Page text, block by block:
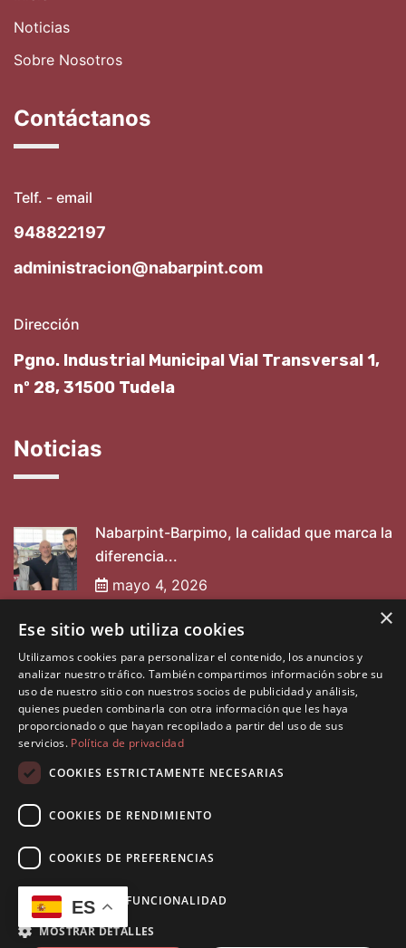
Noticias
Sobre Nosotros
Contáctanos
Telf. - email
948822197
administracion@nabarpint.com
Dirección
Pgno. Industrial Municipal Vial Transversal 1,
nº 28, 31500 Tudela
Noticias
Nabarpint-Barpimo, la calidad que marca la
diferencia...
mayo 4, 2026
mayo 2, 2025
©2026 Diseñado por
reservados.
Política de Privacidad
Aviso Legal
ES
×
Ese sitio web utiliza cookies
Utilizamos cookies para personalizar el contenido, los anuncios y
analizar nuestro tráfico. También compartimos información sobre su
uso de nuestro sitio con nuestros socios de publicidad y análisis,
quienes pueden combinarla con otra información que les haya
proporcionado o que hayan recopilado a partir del uso de sus
servicios. Política de privacidad
COOKIES ESTRICTAMENTE NECESARIAS
COOKIES DE RENDIMIENTO
COOKIES DE PREFERENCIAS
COOKIES DE FUNCIONALIDAD
MOSTRAR DETALLES